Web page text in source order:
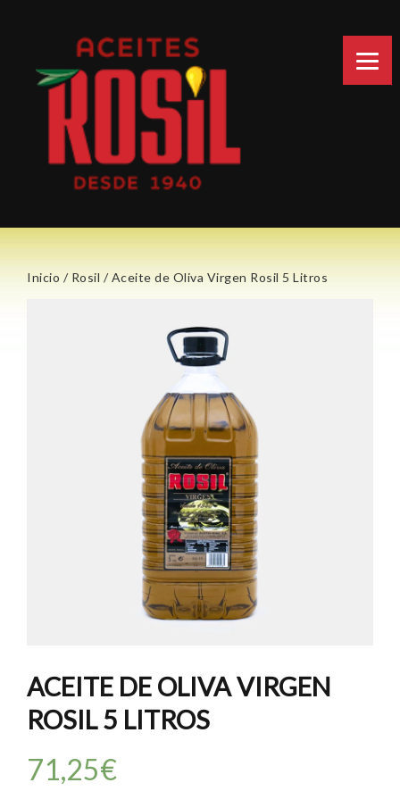
Inicio / Rosil / Aceite de Oliva Virgen Rosil 5 Litros
ACEITE DE OLIVA VIRGEN
ROSIL 5 LITROS
71,25€